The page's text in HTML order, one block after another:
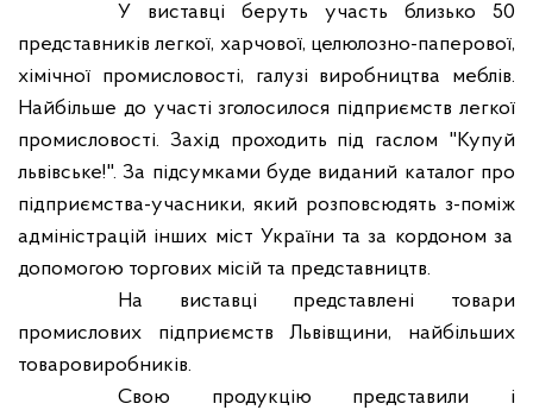
У виставці беруть участь близько 50
представників легкої, харчової, целюлозно-паперової,
хімічної промисловості, галузі виробництва меблів.
Найбільше до участі зголосилося підприємств легкої
промисловості. Захід проходить під гаслом "Купуй
львівське!". За підсумками буде виданий каталог про
підприємства-учасники, який розповсюдять з-поміж
адміністрацій інших міст України та за кордоном за
допомогою торгових місій та представництв.
На виставці представлені товари
промислових підприємств Львівщини, найбільших
товаровиробників.
Свою продукцію представили і